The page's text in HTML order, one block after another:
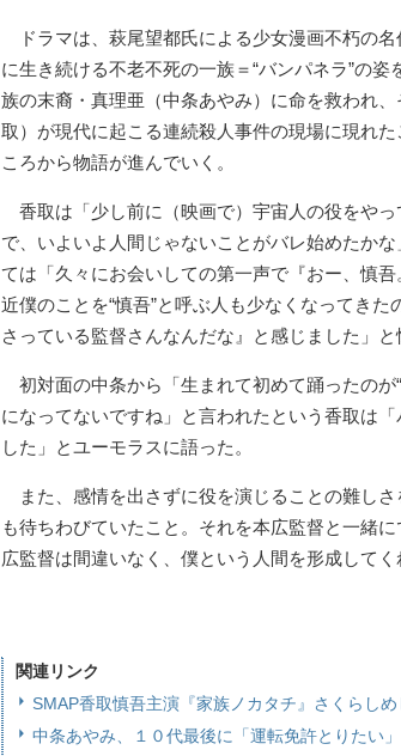
ドラマは、萩尾望都氏による少女漫画不朽の
に生き続ける不老不死の一族＝“バンパネラ”の
族の末裔・真理亜（中条あやみ）に命を救われ
取）が現代に起こる連続殺人事件の現場に現れ
ころから物語が進んでいく。
香取は「少し前に（映画で）宇宙人の役をや
で、いよいよ人間じゃないことがバレ始めたか
ては「久々にお会いしての第一声で『おー、慎
近僕のことを“慎吾”と呼ぶ人も少なくなってき
さっている監督さんなんだな』と感じました」
初対面の中条から「生まれて初めて踊ったのが
になってないですね」と言われたという香取は
した」とユーモラスに語った。
また、感情を出さずに役を演じることの難し
も待ちわびていたこと。それを本広監督と一緒
広監督は間違いなく、僕という人間を形成して
関連リンク
SMAP香取慎吾主演『家族ノカタチ』さくらし
中条あやみ、１０代最後に「運転免許とりた